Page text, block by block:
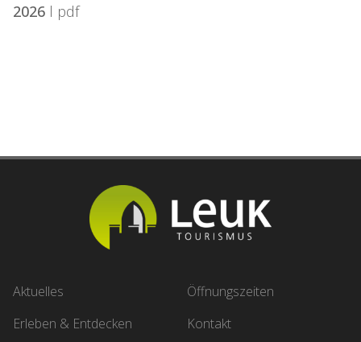
2026 l pdf
Aktuelles
Erleben & Entdecken
Öffnungszeiten
Kontakt